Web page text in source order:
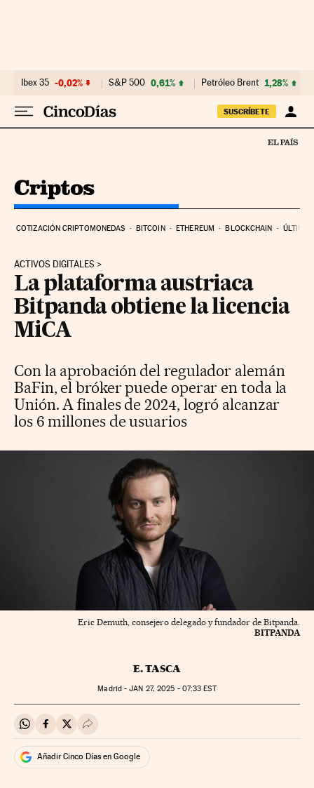
Ibex 35 -0,02% S&P 500 0,61% Petróleo Brent 1,28%
SUSCRÍBETE
COTIZACIÓN CRIPTOMONEDAS BITCOIN ETHEREUM BLOCKCHAIN
ACTIVOS DIGITALES
La plataforma austriaca
Bitpanda obtiene la licencia
MiCA
Con la aprobación del regulador alemán
BaFin, el bróker puede operar en toda la
Unión. A finales de 2024, logró alcanzar
los 6 millones de usuarios
Eric Demuth, consejero delegado y fundador de Bitpanda.
BITPANDA
E. TASCA
Madrid -JAN 27, 2025 - 07:33 EST
Compartir en Whatsapp
Compartir en Facebook
Compartir en Twitter
Desplegar Redes Sociales
Añadir Cinco Días en Google